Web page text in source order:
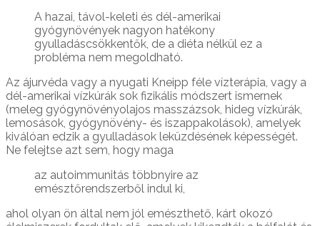
A hazai, távol-keleti és dél-amerikai
gyógynövények nagyon hatékony
gyulladáscsökkentők, de a diéta nélkül ez a
probléma nem megoldható.
Az ájurvéda vagy a nyugati Kneipp féle vízterápia, vagy a
dél-amerikai vízkúrák sok fizikális módszert ismernek
(meleg gyógynövényolajos masszázsok, hideg vízkúrák,
lemosások, gyógynövény- és iszappakolások), amelyek
kiválóan edzik a gyulladások leküzdésének képességét.
Ne felejtse azt sem, hogy maga
az autoimmunitás többnyire az
emésztőrendszerből indul ki,
ahol olyan ön által nem jól emészthető, kárt okozó